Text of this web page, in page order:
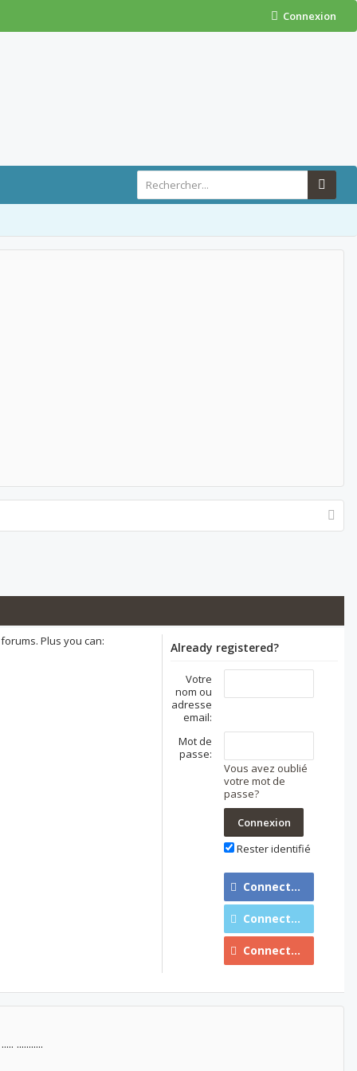
Connexion
Already registered?
Votre
nom ou
adresse
email:
Mot de
passe:
Vous avez oublié
votre mot de
passe?
Rester identifié
Connecter avec Facebook
Connecter avec Twitter
Connecter avec Google
Plus you can:
...........